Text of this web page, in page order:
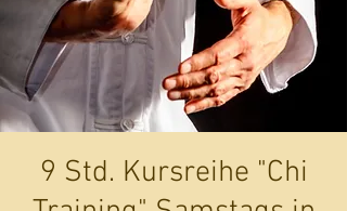
9 Std. Kursreihe "Chi